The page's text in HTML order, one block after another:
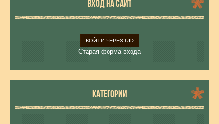
ВХОД НА САЙТ
ВОЙТИ ЧЕРЕЗ UID
Старая форма входа
КАТЕГОРИИ